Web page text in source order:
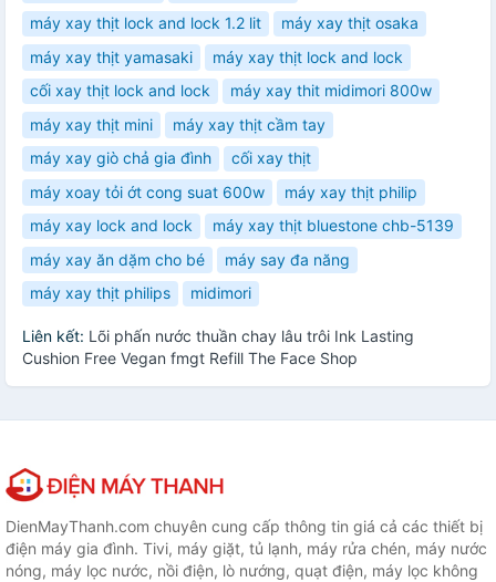
máy xay thịt lock and lock 1.2 lit
máy xay thịt osaka
máy xay thịt yamasaki
máy xay thịt lock and lock
cối xay thịt lock and lock
máy xay thit midimori 800w
máy xay thịt mini
máy xay thịt cầm tay
máy xay giò chả gia đình
cối xay thịt
máy xoay tỏi ớt cong suat 600w
máy xay thịt philip
máy xay lock and lock
máy xay thịt bluestone chb-5139
máy xay ăn dặm cho bé
máy say đa năng
máy xay thịt philips
midimori
Liên kết: Lõi phấn nước thuần chay lâu trôi Ink Lasting
Cushion Free Vegan fmgt Refill The Face Shop
DienMayThanh.com chuyên cung cấp thông tin giá cả các thiết bị
điện máy gia đình. Tivi, máy giặt, tủ lạnh, máy rửa chén, máy nước
nóng, máy lọc nước, nồi điện, lò nướng, quạt điện, máy lọc không